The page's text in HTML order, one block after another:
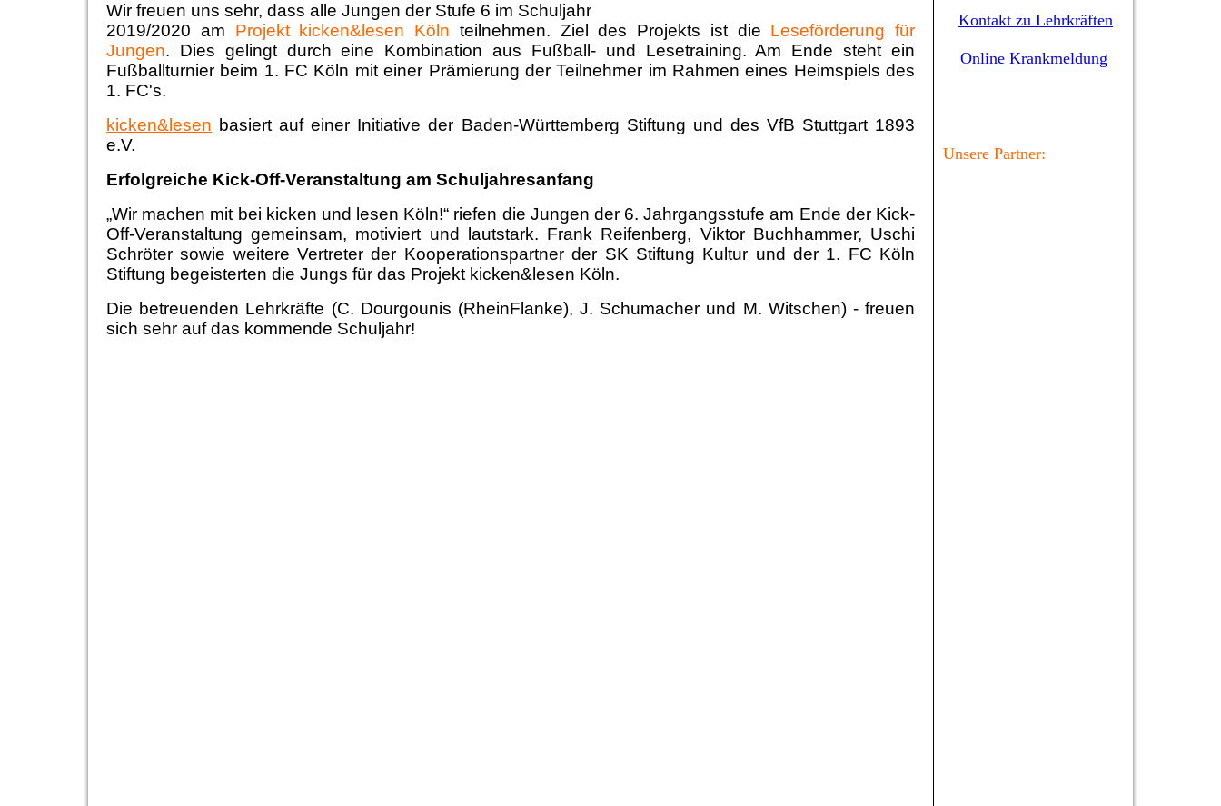
Wir freuen uns sehr, dass alle Jungen der Stufe 6 im Schuljahr
2019/2020 am Projekt kicken&lesen Köln teilnehmen. Ziel des Projekts ist die Leseförderung für
Jungen. Dies gelingt durch eine Kombination aus Fußball- und Lesetraining. Am Ende steht ein
Fußballturnier beim 1. FC Köln mit einer Prämierung der Teilnehmer im Rahmen eines Heimspiels des
1. FC's.
kicken&lesen basiert auf einer Initiative der Baden-Württemberg Stiftung und des VfB Stuttgart 1893
e.V.
Erfolgreiche Kick-Off-Veranstaltung am Schuljahresanfang
„Wir machen mit bei kicken und lesen Köln!“ riefen die Jungen der 6. Jahrgangsstufe am Ende der Kick-
Off-Veranstaltung gemeinsam, motiviert und lautstark. Frank Reifenberg, Viktor Buchhammer, Uschi
Schröter sowie weitere Vertreter der Kooperationspartner der SK Stiftung Kultur und der 1. FC Köln
Stiftung begeisterten die Jungs für das Projekt kicken&lesen Köln.
Die betreuenden Lehrkräfte (C. Dourgounis (RheinFlanke), J. Schumacher und M. Witschen) - freuen
sich sehr auf das kommende Schuljahr!
Kontakt zu Lehrkräften
Online Krankmeldung
Unsere Partner: